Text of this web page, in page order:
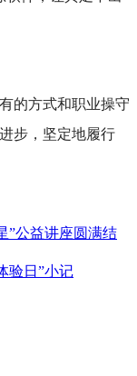
的方式和职业操守
步 ，坚定地履行
”公益讲座圆满结
验日”小记